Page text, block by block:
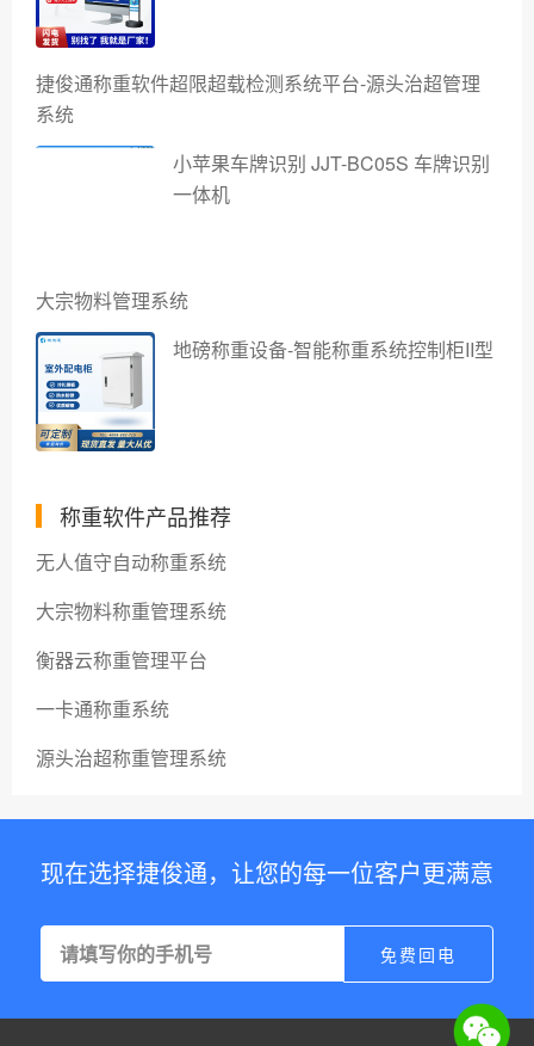
捷俊通称重软件超限超载检测系统平台-源头治超管理
系统
小苹果车牌识别 JJT-BC05S 车牌识别
一体机
大宗物料管理系统
地磅称重设备-智能称重系统控制柜II型
称重软件产品推荐
无人值守自动称重系统
大宗物料称重管理系统
衡器云称重管理平台
一卡通称重系统
源头治超称重管理系统
现在选择捷俊通，让您的每一位客户更满意